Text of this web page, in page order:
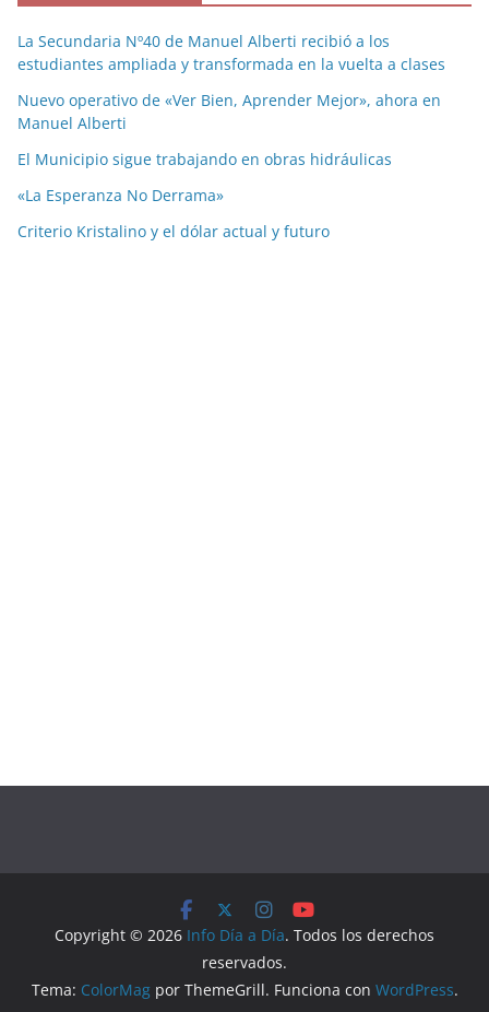
La Secundaria Nº40 de Manuel Alberti recibió a los
estudiantes ampliada y transformada en la vuelta a clases
Nuevo operativo de «Ver Bien, Aprender Mejor», ahora en
Manuel Alberti
El Municipio sigue trabajando en obras hidráulicas
«La Esperanza No Derrama»
Criterio Kristalino y el dólar actual y futuro
Copyright © 2026 Info Día a Día. Todos los derechos
reservados.
Tema: ColorMagpor ThemeGrill. Funciona con WordPress.